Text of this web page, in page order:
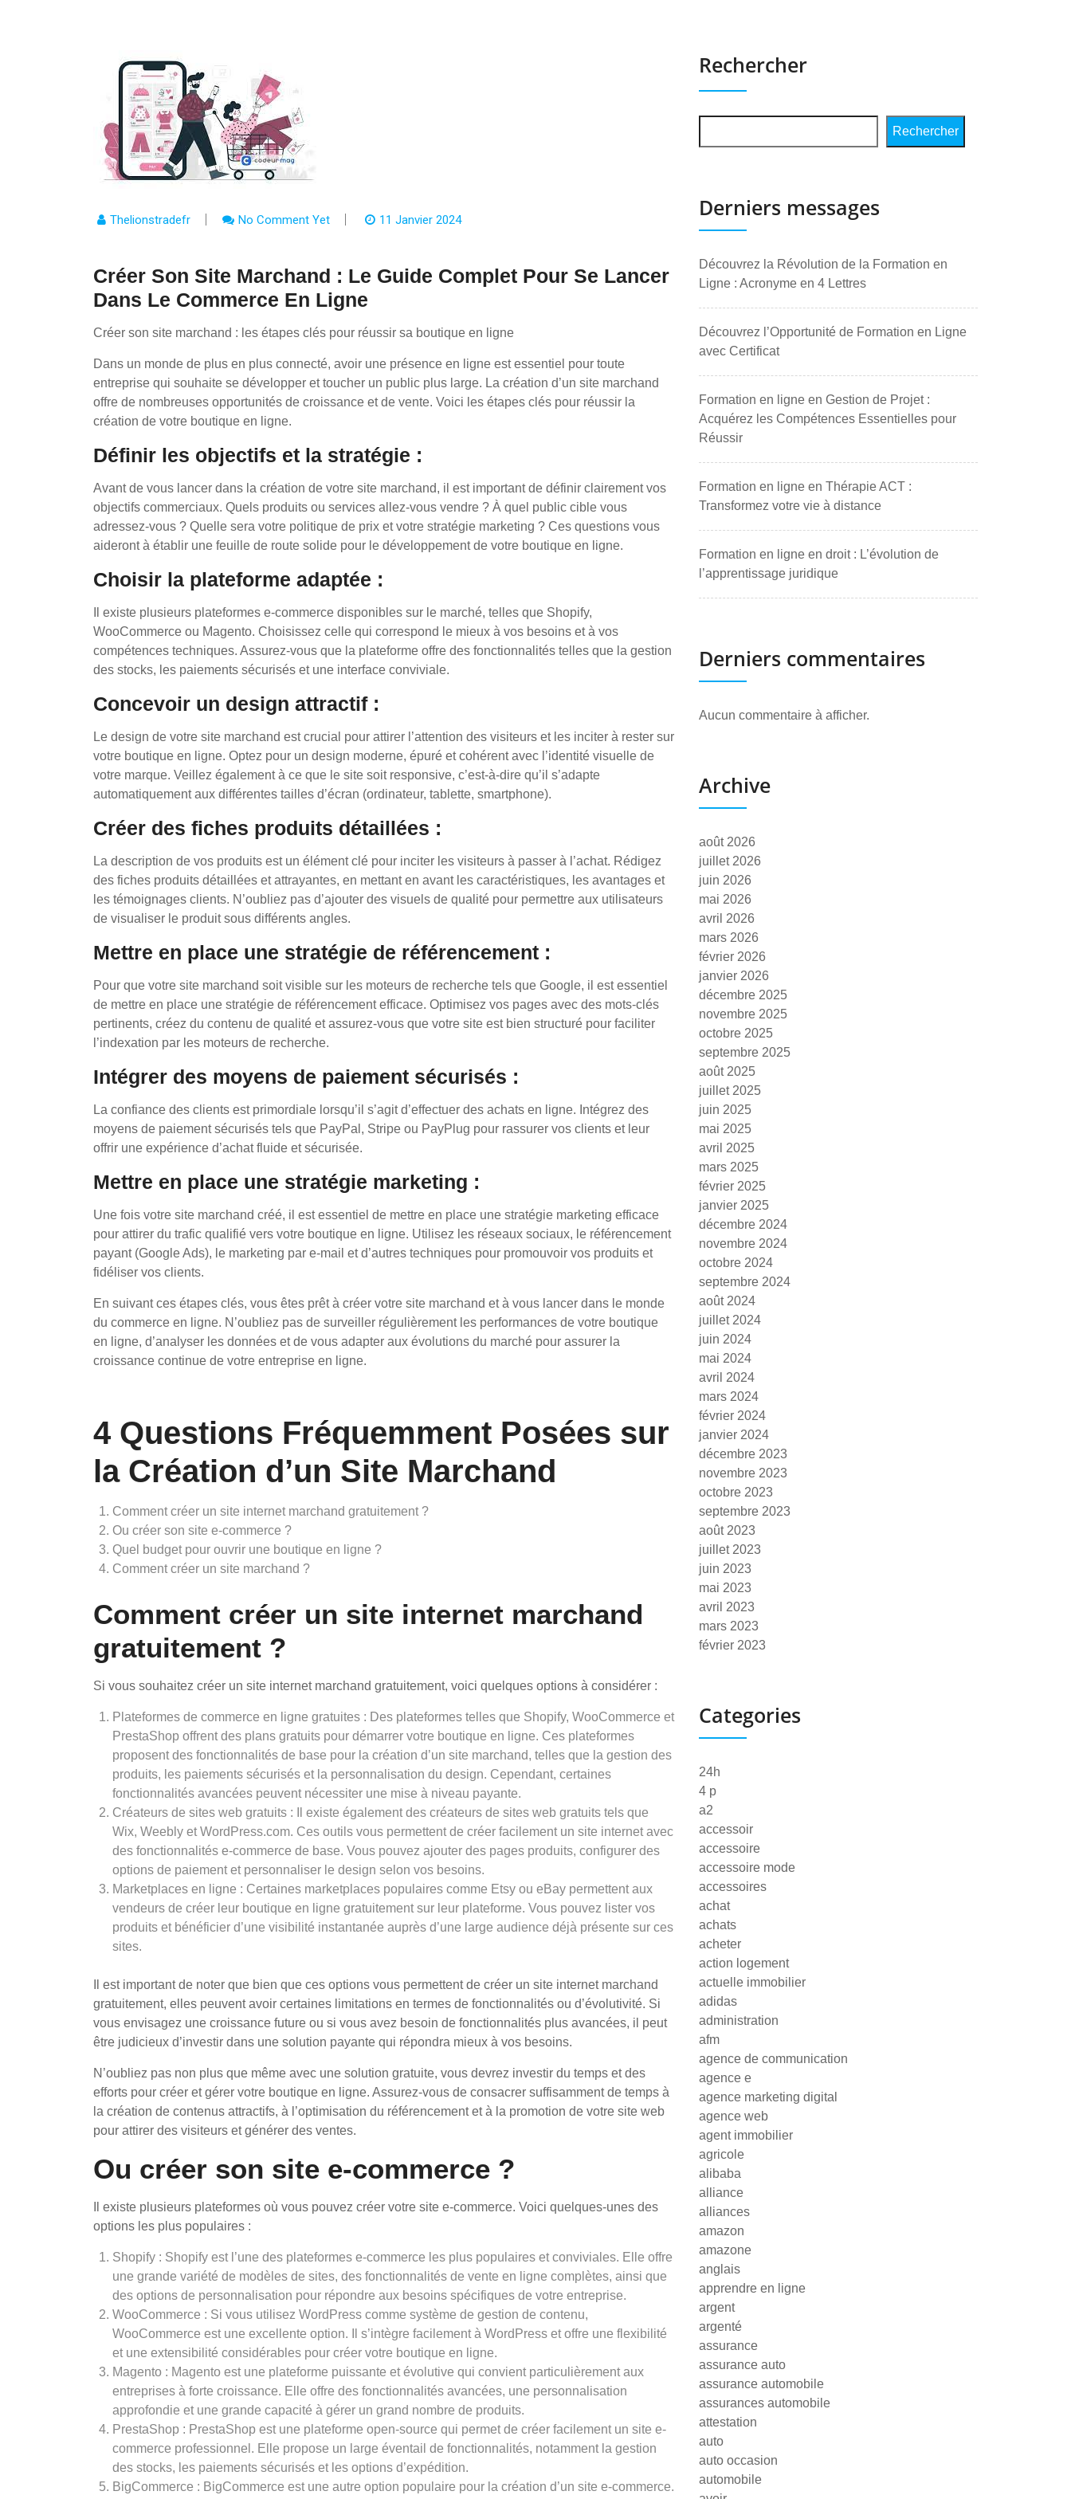
Thelionstradefr No Comment Yet 11 Janvier 2024
Créer Son Site Marchand : Le Guide Complet Pour Se Lancer
Dans Le Commerce En Ligne
Créer son site marchand : les étapes clés pour réussir sa boutique en ligne
Dans un monde de plus en plus connecté, avoir une présence en ligne est essentiel pour toute
entreprise qui souhaite se développer et toucher un public plus large. La création d’un site marchand
offre de nombreuses opportunités de croissance et de vente. Voici les étapes clés pour réussir la
création de votre boutique en ligne.
Définir les objectifs et la stratégie :
Avant de vous lancer dans la création de votre site marchand, il est important de définir clairement vos
objectifs commerciaux. Quels produits ou services allez-vous vendre ? À quel public cible vous
adressez-vous ? Quelle sera votre politique de prix et votre stratégie marketing ? Ces questions vous
aideront à établir une feuille de route solide pour le développement de votre boutique en ligne.
Choisir la plateforme adaptée :
Il existe plusieurs plateformes e-commerce disponibles sur le marché, telles que Shopify,
WooCommerce ou Magento. Choisissez celle qui correspond le mieux à vos besoins et à vos
compétences techniques. Assurez-vous que la plateforme offre des fonctionnalités telles que la gestion
des stocks, les paiements sécurisés et une interface conviviale.
Concevoir un design attractif :
Le design de votre site marchand est crucial pour attirer l’attention des visiteurs et les inciter à rester sur
votre boutique en ligne. Optez pour un design moderne, épuré et cohérent avec l’identité visuelle de
votre marque. Veillez également à ce que le site soit responsive, c’est-à-dire qu’il s’adapte
automatiquement aux différentes tailles d’écran (ordinateur, tablette, smartphone).
Créer des fiches produits détaillées :
La description de vos produits est un élément clé pour inciter les visiteurs à passer à l’achat. Rédigez
des fiches produits détaillées et attrayantes, en mettant en avant les caractéristiques, les avantages et
les témoignages clients. N’oubliez pas d’ajouter des visuels de qualité pour permettre aux utilisateurs
de visualiser le produit sous différents angles.
Mettre en place une stratégie de référencement :
Pour que votre site marchand soit visible sur les moteurs de recherche tels que Google, il est essentiel
de mettre en place une stratégie de référencement efficace. Optimisez vos pages avec des mots-clés
pertinents, créez du contenu de qualité et assurez-vous que votre site est bien structuré pour faciliter
l’indexation par les moteurs de recherche.
Intégrer des moyens de paiement sécurisés :
La confiance des clients est primordiale lorsqu’il s’agit d’effectuer des achats en ligne. Intégrez des
moyens de paiement sécurisés tels que PayPal, Stripe ou PayPlug pour rassurer vos clients et leur
offrir une expérience d’achat fluide et sécurisée.
Mettre en place une stratégie marketing :
Une fois votre site marchand créé, il est essentiel de mettre en place une stratégie marketing efficace
pour attirer du trafic qualifié vers votre boutique en ligne. Utilisez les réseaux sociaux, le référencement
payant (Google Ads), le marketing par e-mail et d’autres techniques pour promouvoir vos produits et
fidéliser vos clients.
En suivant ces étapes clés, vous êtes prêt à créer votre site marchand et à vous lancer dans le monde
du commerce en ligne. N’oubliez pas de surveiller régulièrement les performances de votre boutique
en ligne, d’analyser les données et de vous adapter aux évolutions du marché pour assurer la
croissance continue de votre entreprise en ligne.
4 Questions Fréquemment Posées sur
la Création d’un Site Marchand
Comment créer un site internet marchand gratuitement ?
Ou créer son site e-commerce ?
Quel budget pour ouvrir une boutique en ligne ?
Comment créer un site marchand ?
Comment créer un site internet marchand
gratuitement ?
Si vous souhaitez créer un site internet marchand gratuitement, voici quelques options à considérer :
Plateformes de commerce en ligne gratuites : Des plateformes telles que Shopify, WooCommerce et
PrestaShop offrent des plans gratuits pour démarrer votre boutique en ligne. Ces plateformes
proposent des fonctionnalités de base pour la création d’un site marchand, telles que la gestion des
produits, les paiements sécurisés et la personnalisation du design. Cependant, certaines
fonctionnalités avancées peuvent nécessiter une mise à niveau payante.
Créateurs de sites web gratuits : Il existe également des créateurs de sites web gratuits tels que
Wix, Weebly et WordPress.com. Ces outils vous permettent de créer facilement un site internet avec
des fonctionnalités e-commerce de base. Vous pouvez ajouter des pages produits, configurer des
options de paiement et personnaliser le design selon vos besoins.
Marketplaces en ligne : Certaines marketplaces populaires comme Etsy ou eBay permettent aux
vendeurs de créer leur boutique en ligne gratuitement sur leur plateforme. Vous pouvez lister vos
produits et bénéficier d’une visibilité instantanée auprès d’une large audience déjà présente sur ces
sites.
Il est important de noter que bien que ces options vous permettent de créer un site internet marchand
gratuitement, elles peuvent avoir certaines limitations en termes de fonctionnalités ou d’évolutivité. Si
vous envisagez une croissance future ou si vous avez besoin de fonctionnalités plus avancées, il peut
être judicieux d’investir dans une solution payante qui répondra mieux à vos besoins.
N’oubliez pas non plus que même avec une solution gratuite, vous devrez investir du temps et des
efforts pour créer et gérer votre boutique en ligne. Assurez-vous de consacrer suffisamment de temps à
la création de contenus attractifs, à l’optimisation du référencement et à la promotion de votre site web
pour attirer des visiteurs et générer des ventes.
Ou créer son site e-commerce ?
Il existe plusieurs plateformes où vous pouvez créer votre site e-commerce. Voici quelques-unes des
options les plus populaires :
Shopify : Shopify est l’une des plateformes e-commerce les plus populaires et conviviales. Elle offre
une grande variété de modèles de sites, des fonctionnalités de vente en ligne complètes, ainsi que
des options de personnalisation pour répondre aux besoins spécifiques de votre entreprise.
WooCommerce : Si vous utilisez WordPress comme système de gestion de contenu,
WooCommerce est une excellente option. Il s’intègre facilement à WordPress et offre une flexibilité
et une extensibilité considérables pour créer votre boutique en ligne.
Magento : Magento est une plateforme puissante et évolutive qui convient particulièrement aux
entreprises à forte croissance. Elle offre des fonctionnalités avancées, une personnalisation
approfondie et une grande capacité à gérer un grand nombre de produits.
PrestaShop : PrestaShop est une plateforme open-source qui permet de créer facilement un site e-
commerce professionnel. Elle propose un large éventail de fonctionnalités, notamment la gestion
des stocks, les paiements sécurisés et les options d’expédition.
BigCommerce : BigCommerce est une autre option populaire pour la création d’un site e-commerce.
Rechercher
Rechercher
Derniers messages
Découvrez la Révolution de la Formation en
Ligne : Acronyme en 4 Lettres
Découvrez l’Opportunité de Formation en Ligne
avec Certificat
Formation en ligne en Gestion de Projet :
Acquérez les Compétences Essentielles pour
Réussir
Formation en ligne en Thérapie ACT :
Transformez votre vie à distance
Formation en ligne en droit : L’évolution de
l’apprentissage juridique
Derniers commentaires
Aucun commentaire à afficher.
Archive
août 2026
juillet 2026
juin 2026
mai 2026
avril 2026
mars 2026
février 2026
janvier 2026
décembre 2025
novembre 2025
octobre 2025
septembre 2025
août 2025
juillet 2025
juin 2025
mai 2025
avril 2025
mars 2025
février 2025
janvier 2025
décembre 2024
novembre 2024
octobre 2024
septembre 2024
août 2024
juillet 2024
juin 2024
mai 2024
avril 2024
mars 2024
février 2024
janvier 2024
décembre 2023
novembre 2023
octobre 2023
septembre 2023
août 2023
juillet 2023
juin 2023
mai 2023
avril 2023
mars 2023
février 2023
Categories
24h
4 p
a2
accessoir
accessoire
accessoire mode
accessoires
achat
achats
acheter
action logement
actuelle immobilier
adidas
administration
afm
agence de communication
agence e
agence marketing digital
agence web
agent immobilier
agricole
alibaba
alliance
alliances
amazon
amazone
anglais
apprendre en ligne
argent
argenté
assurance
assurance auto
assurance automobile
assurances automobile
attestation
auto
auto occasion
automobile